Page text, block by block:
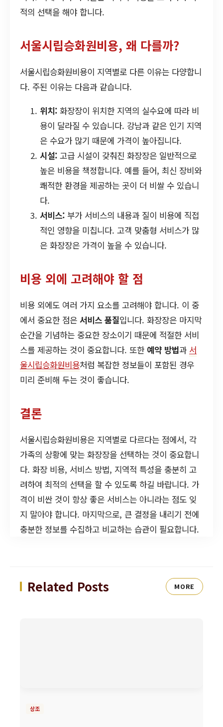
적의 선택을 해야 합니다.
서울시립승화원비용, 왜 다를까?
서울시립승화원비용이 지역별로 다른 이유는 다양합니
다. 주된 이유는 다음과 같습니다.
위치: 화장장이 위치한 지역의 실수요에 따라 비
용이 달라질 수 있습니다. 강남과 같은 인기 지역
은 수요가 많기 때문에 가격이 높아집니다.
시설: 고급 시설이 갖춰진 화장장은 일반적으로
높은 비용을 책정합니다. 예를 들어, 최신 장비와
쾌적한 환경을 제공하는 곳이 더 비쌀 수 있습니
다.
서비스: 부가 서비스의 내용과 질이 비용에 직접
적인 영향을 미칩니다. 고객 맞춤형 서비스가 많
은 화장장은 가격이 높을 수 있습니다.
비용 외에 고려해야 할 점
비용 외에도 여러 가지 요소를 고려해야 합니다. 이 중
에서 중요한 점은 서비스 품질입니다. 화장장은 마지막
순간을 기념하는 중요한 장소이기 때문에 적절한 서비
스를 제공하는 것이 중요합니다. 또한 예약 방법과 서
울시립승화원비용처럼 복잡한 정보들이 포함된 경우
미리 준비해 두는 것이 좋습니다.
결론
서울시립승화원비용은 지역별로 다르다는 점에서, 각
가족의 상황에 맞는 화장장을 선택하는 것이 중요합니
다. 화장 비용, 서비스 방법, 지역적 특성을 충분히 고
려하여 최적의 선택을 할 수 있도록 하길 바랍니다. 가
격이 비싼 것이 항상 좋은 서비스는 아니라는 점도 잊
지 말아야 합니다. 마지막으로, 큰 결정을 내리기 전에
충분한 정보를 수집하고 비교하는 습관이 필요합니다.
Related Posts MORE
상조